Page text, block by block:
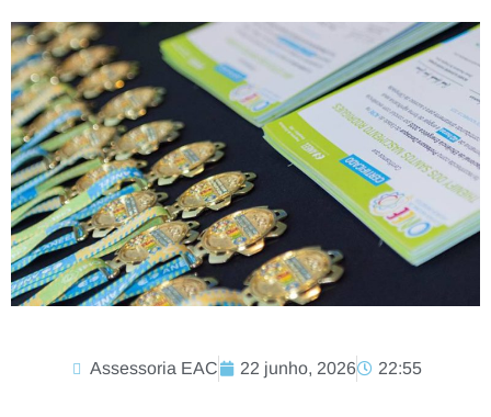
Assessoria EAC 22 junho, 2026 22:55